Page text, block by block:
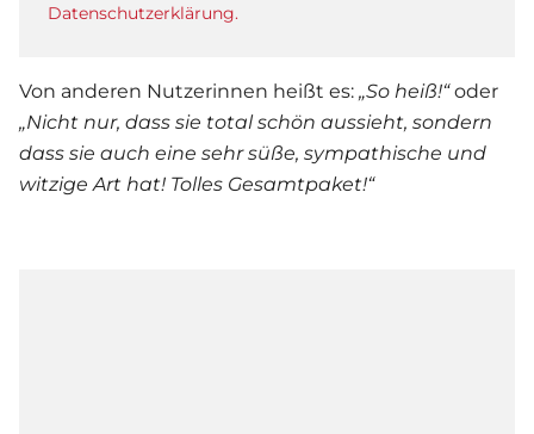
Datenschutzerklärung.
Von anderen Nutzerinnen heißt es: „So heiß!“oder
„Nicht nur, dass sie total schön aussieht, sondern
dass sie auch eine sehr süße, sympathische und
witzige Art hat! Tolles Gesamtpaket!“